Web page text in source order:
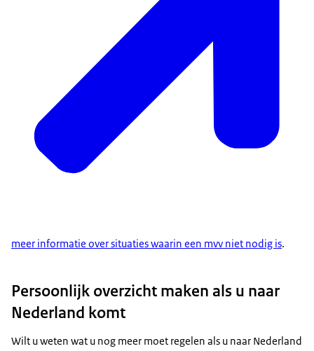
meer informatie over situaties waarin een mvv niet nodig is.
Persoonlijk overzicht maken als u naar
Nederland komt
Wilt u weten wat u nog meer moet regelen als u naar Nederland